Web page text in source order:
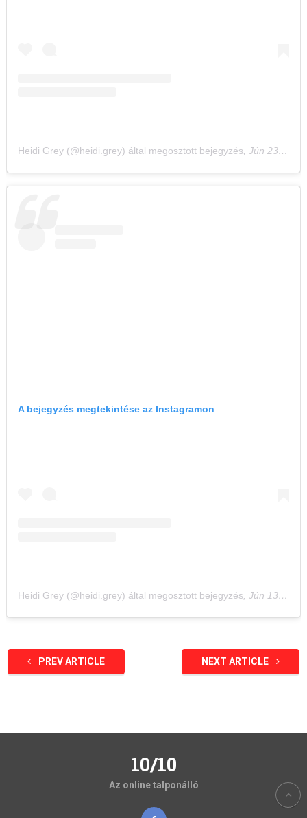
Heidi Grey (@heidi.grey) által megosztott bejegyzés Jún 23., 2020, időpont: 12:32 (PDT időzóna szerint)
A bejegyzés megtekintése az Instagramon
Heidi Grey (@heidi.grey) által megosztott bejegyzés Jún 13., 2020, időpont: 2:07 (PDT időzóna szerint)
PREV ARTICLE NEXT ARTICLE
10/10
Az online talponálló